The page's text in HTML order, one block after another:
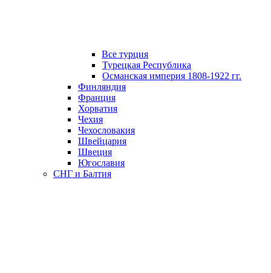
Все турция
Турецкая Республика
Османская империя 1808-1922 гг.
Финляндия
Франция
Хорватия
Чехия
Чехословакия
Швейцария
Швеция
Югославия
СНГ и Балтия